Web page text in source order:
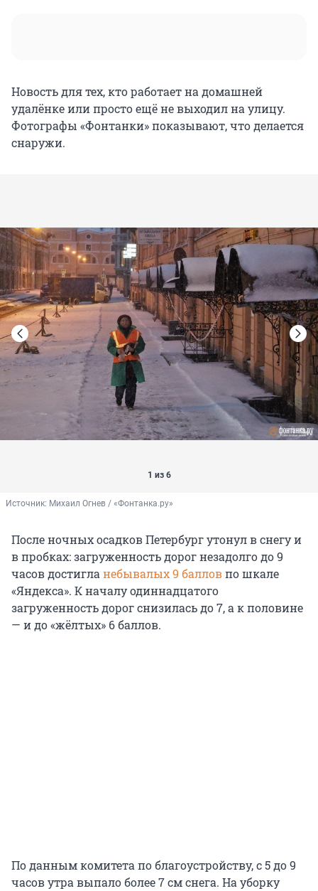
Новость для тех, кто работает на домашней
удалёнке или просто ещё не выходил на улицу.
Фотографы «Фонтанки» показывают, что делается
снаружи.
1 из 6
Источник: Михаил Огнев / «Фонтанка.ру»
После ночных осадков Петербург утонул в снегу и
в пробках: загруженность дорог незадолго до 9
часов достигла небывалых 9 балловпо шкале
«Яндекса». К началу одиннадцатого
загруженность дорог снизилась до 7, а к половине
— и до «жёлтых» 6 баллов.
По данным комитета по благоустройству, с 5 до 9
часов утра выпало более 7 см снега. На уборку